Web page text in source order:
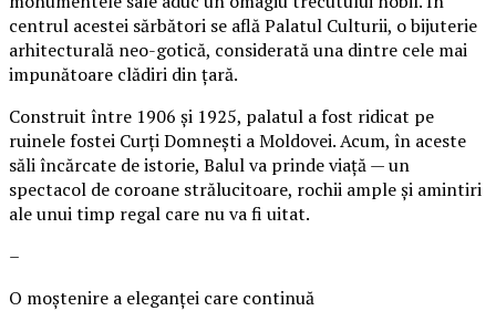
centrul acestei sărbători se află Palatul Culturii, o bijuterie
arhitecturală neo-gotică, considerată una dintre cele mai
impunătoare clădiri din țară.
Construit între 1906 și 1925, palatul a fost ridicat pe
ruinele fostei Curți Domnești a Moldovei. Acum, în aceste
săli încărcate de istorie, Balul va prinde viață — un
spectacol de coroane strălucitoare, rochii ample și amintiri
ale unui timp regal care nu va fi uitat.
–
O moștenire a eleganței care continuă